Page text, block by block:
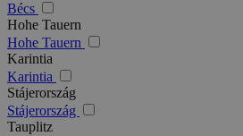
Bécs
Hohe Tauern
Hohe Tauern
Karintia
Karintia
Stájerország
Stájerország
Tauplitz